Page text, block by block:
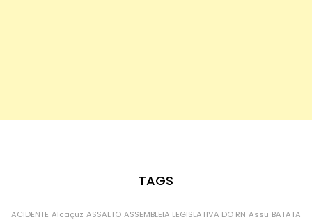
TAGS
ACIDENTE Alcaçuz ASSALTO ASSEMBLEIA LEGISLATIVA DO RN Assu BATATA